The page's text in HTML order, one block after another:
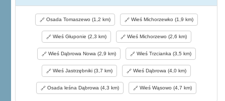
Osada Tomaszewo (1,2 km) Wieś Michorzewko (1,9 km)
Wieś Głuponie (2,3 km) Wieś Michorzewo (2,6 km)
Wieś Dąbrowa Nowa (2,9 km) Wieś Trzcianka (3,5 km)
Wieś Jastrzębniki (3,7 km) Wieś Dąbrowa (4,0 km)
Osada leśna Dąbrowa (4,3 km) Wieś Wąsowo (4,7 km)